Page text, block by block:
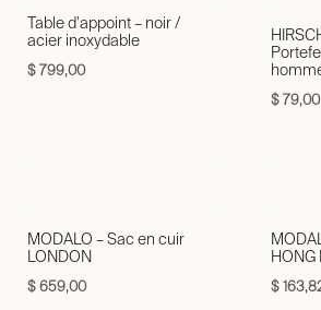
Table d'appoint – noir /
acier inoxydable
$799,00
$79,00
MODALO – Sac en cuir
LONDON
$659,00
HONG
$